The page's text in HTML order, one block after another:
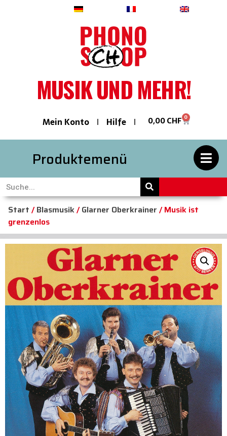
MUSIK UND MEHR!
Mein Konto Hilfe 0,00CHF 0
Produktemenü
Start /Blasmusik/Glarner Oberkrainer / Musik ist
grenzenlos